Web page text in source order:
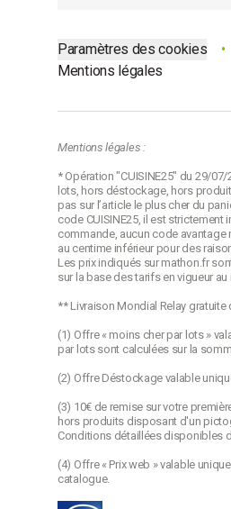
Paramètres des cookies •
Mentions légales
Mentions légales :
* Opération "CUISINE25" du 29/
lots, hors déstockage, hors
pas sur l’article le plus cher du
code CUISINE25, il est
commande, aucun code avantage
au centime inférieur pour des
Les prix indiqués sur mathon.fr
sur la base des tarifs en vigueur
** Livraison Mondial Relay gratuite
(1) Offre « moins cher par lots »
par lots sont calculées sur la
(2) Offre Déstockage valable
(3) 10€ de remise sur votre
hors produits disposant d'un
Conditions détaillées disponibles
(4) Offre « Prix web » valable
catalogue.